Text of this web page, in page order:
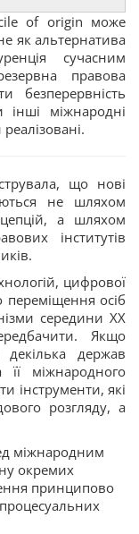
of origin може
як альтернатива
сучасним
правова
безперервність
інші міжнародні
що нові
не шляхом
а шляхом
інститутів
цифрової
переміщення осіб
середини ХХ
Якщо
держав
міжнародного
інструменти, які
розгляду, а
міжнародним
окремих
принципово